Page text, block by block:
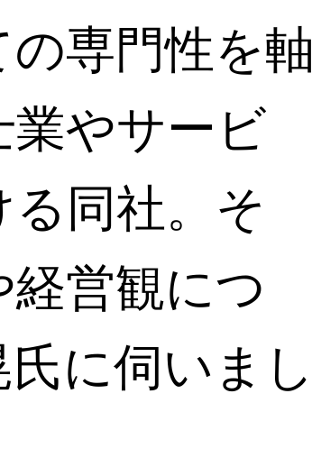
専門性を軸
業やサービ
同社。そ
営観につ
に伺いまし